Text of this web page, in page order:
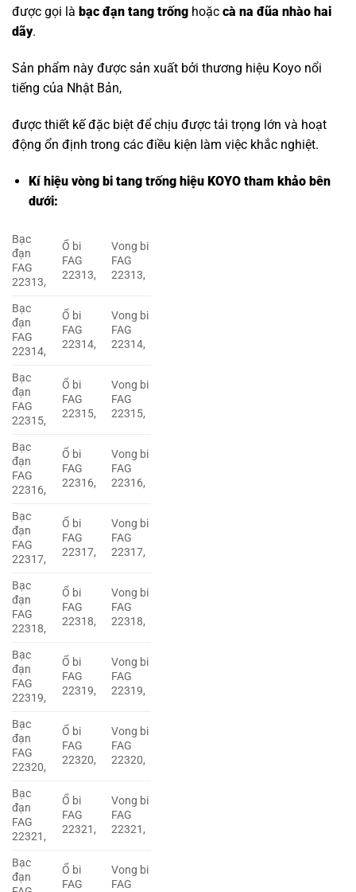
được gọi là bạc đạn tang trống hoặc cà na đũa nhào hai
dãy.
Sản phẩm này được sản xuất bởi thương hiệu Koyo nổi
tiếng của Nhật Bản,
được thiết kế đặc biệt để chịu được tải trọng lớn và hoạt
động ổn định trong các điều kiện làm việc khắc nghiệt.
Kí hiệu vòng bi tang trống hiệu KOYO tham khảo bên
dưới:
Bạc
đạn
FAG
22313,
Ổ bi
FAG
22313,
Vong bi
FAG
22313,
Bạc
đạn
FAG
22314,
Ổ bi
FAG
22314,
Vong bi
FAG
22314,
Bạc
đạn
FAG
22315,
Ổ bi
FAG
22315,
Vong bi
FAG
22315,
Bạc
đạn
FAG
22316,
Ổ bi
FAG
22316,
Vong bi
FAG
22316,
Bạc
đạn
FAG
22317,
Ổ bi
FAG
22317,
Vong bi
FAG
22317,
Bạc
đạn
FAG
22318,
Ổ bi
FAG
22318,
Vong bi
FAG
22318,
Bạc
đạn
FAG
22319,
Ổ bi
FAG
22319,
Vong bi
FAG
22319,
Bạc
đạn
FAG
22320,
Ổ bi
FAG
22320,
Vong bi
FAG
22320,
Bạc
đạn
FAG
22321,
Ổ bi
FAG
22321,
Vong bi
FAG
22321,
Bạc
đạn
Ổ bi
FAG
Vong bi
FAG